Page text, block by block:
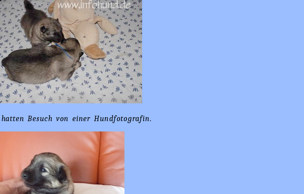
Besuch von einer Hundfotografin.